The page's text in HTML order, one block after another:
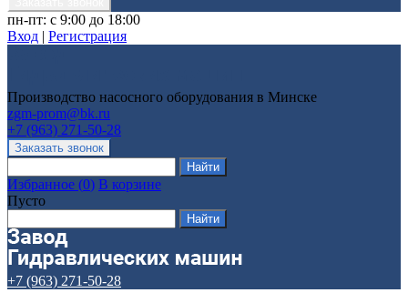
пн-пт: с 9:00 до 18:00
Вход | Регистрация
Производство насосного оборудования в Минске
zgm-prom@bk.ru
+7 (963) 271-50-28
Избранное (0) В корзине
Пусто
+7 (963) 271-50-28